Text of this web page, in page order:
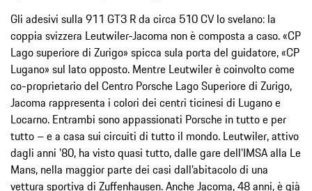
Gli adesivi sulla 911 GT3 R da circa 510 CV lo svelano: la
coppia svizzera Leutwiler-Jacoma non è composta a caso. «CP
Lago superiore di Zurigo» spicca sula porta del guidatore, «CP
Lugano» sul lato opposto. Mentre Leutwiler è coinvolto come
co-proprietario del Centro Porsche Lago Superiore di Zurigo,
Jacoma rappresenta i colori dei centri ticinesi di Lugano e
Locarno. Entrambi sono appassionati Porsche in tutto e per
tutto – e a casa sui circuiti di tutto il mondo. Leutwiler, attivo
dagli anni ’80, ha visto quasi tutto, dalle gare dell’IMSA alla Le
Mans, nella maggior parte dei casi dall’abitacolo di una
vettura sportiva di Zuffenhausen. Anche Jacoma, 48 anni, è già